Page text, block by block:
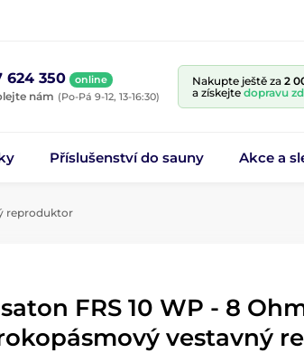
624 350 online
nám (Po-Pá 9-12, 13-16:30)
Nakupte ještě za 2
a získejte dopravu
Příslušenství do sauny Akce a
reproduktor
FRS 10 WP - 8
vestavný